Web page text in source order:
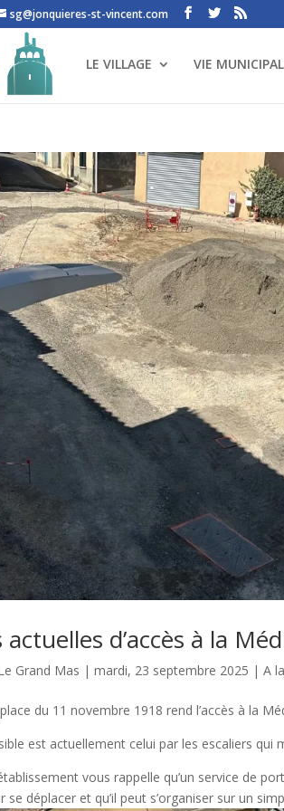
sg@jonquieres-st-vincent.com
LE VILLAGE VIE
d’accès à la
Grand Mas |mardi, 23 septembre 2025 |A
du 11 novembre 1918 rend l’accès à la
est actuellement celui par les escaliers qui
vous rappelle qu’un service de
se déplacer et qu’il peut s’organiser sur un